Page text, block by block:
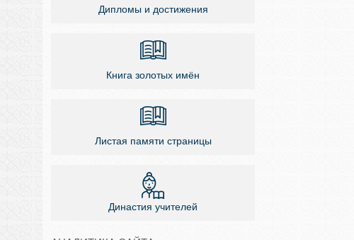
Дипломы и достижения
Книга золотых имён
Листая памяти страницы
Династия учителей